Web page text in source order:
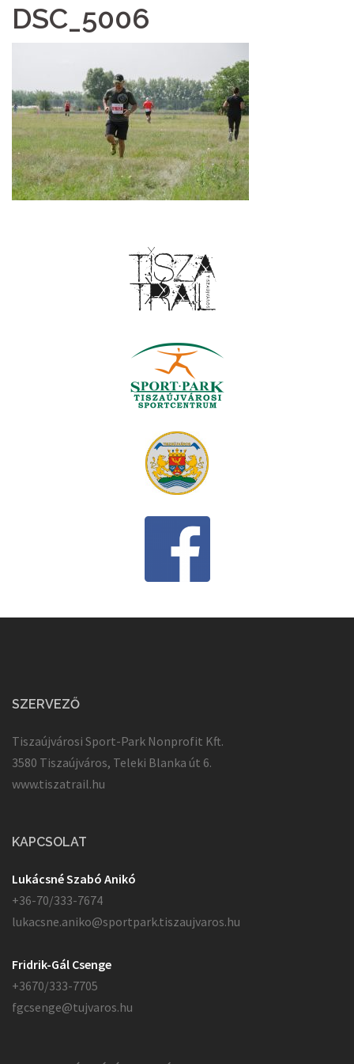
DSC_5006
SZERVEZŐ
Tiszaújvárosi Sport-Park Nonprofit Kft.
3580 Tiszaújváros, Teleki Blanka út 6.
www.tiszatrail.hu
KAPCSOLAT
Lukácsné Szabó Anikó
+36-70/333-7674
lukacsne.aniko@sportpark.tiszaujvaros.hu
Fridrik-Gál Csenge
+3670/333-7705
fgcsenge@tujvaros.hu